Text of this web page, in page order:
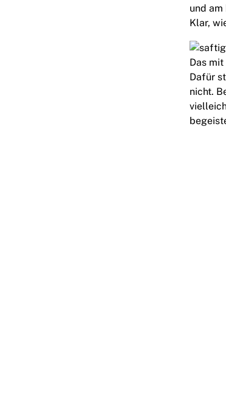
und
Klar,
Das
Dafür
nicht.